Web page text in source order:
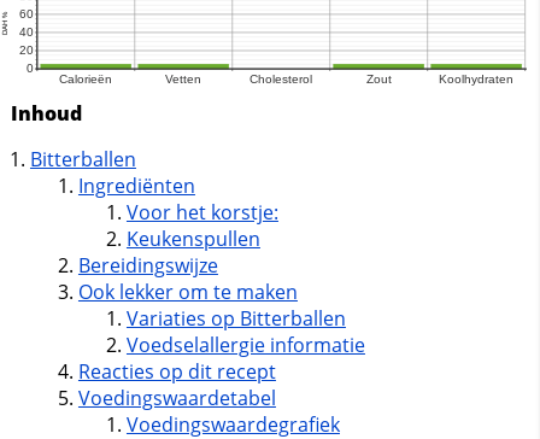
Inhoud
Bitterballen
Ingrediënten
Voor het korstje:
Keukenspullen
Bereidingswijze
Ook lekker om te maken
Variaties op Bitterballen
Voedselallergie informatie
Reacties op dit recept
Voedingswaardetabel
Voedingswaardegrafiek